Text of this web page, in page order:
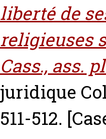
liberté de
religieuses
Cass., ass.
juridique
511-512.